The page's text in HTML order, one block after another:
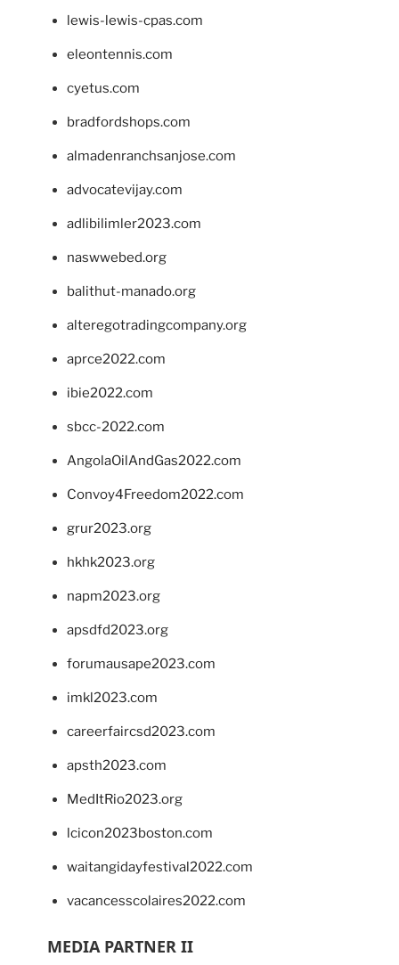
lewis-lewis-cpas.com
eleontennis.com
cyetus.com
bradfordshops.com
almadenranchsanjose.com
advocatevijay.com
adlibilimler2023.com
naswwebed.org
balithut-manado.org
alteregotradingcompany.org
aprce2022.com
ibie2022.com
sbcc-2022.com
AngolaOilAndGas2022.com
Convoy4Freedom2022.com
grur2023.org
hkhk2023.org
napm2023.org
apsdfd2023.org
forumausape2023.com
imkl2023.com
careerfaircsd2023.com
apsth2023.com
MedItRio2023.org
lcicon2023boston.com
waitangidayfestival2022.com
vacancesscolaires2022.com
MEDIA PARTNER II